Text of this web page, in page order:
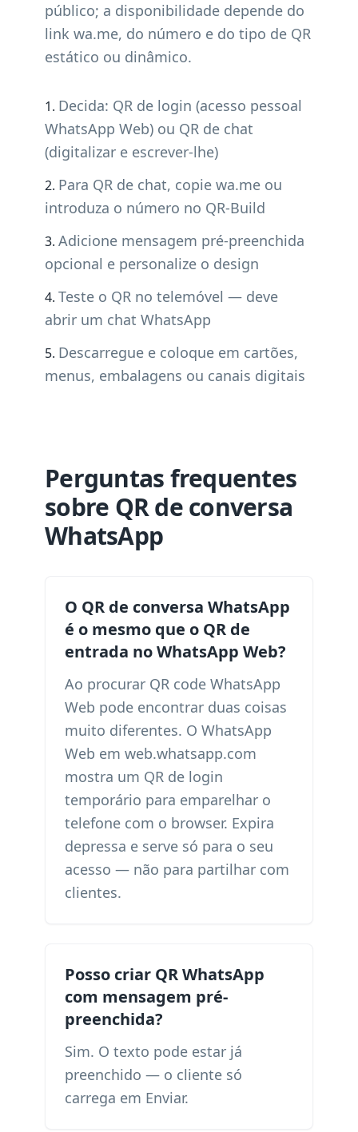
público; a disponibilidade depende do
link wa.me, do número e do tipo de QR
estático ou dinâmico.
Decida: QR de login (acesso pessoal
WhatsApp Web) ou QR de chat
(digitalizar e escrever-lhe)
Para QR de chat, copie wa.me ou
introduza o número no QR-Build
Adicione mensagem pré-preenchida
opcional e personalize o design
Teste o QR no telemóvel — deve
abrir um chat WhatsApp
Descarregue e coloque em cartões,
menus, embalagens ou canais digitais
Perguntas frequentes
sobre QR de conversa
WhatsApp
O QR de conversa WhatsApp
é o mesmo que o QR de
entrada no WhatsApp Web?
Ao procurar QR code WhatsApp
Web pode encontrar duas coisas
muito diferentes. O WhatsApp
Web em web.whatsapp.com
mostra um QR de login
temporário para emparelhar o
telefone com o browser. Expira
depressa e serve só para o seu
acesso — não para partilhar com
clientes.
Posso criar QR WhatsApp
com mensagem pré-
preenchida?
Sim. O texto pode estar já
preenchido — o cliente só
carrega em Enviar.